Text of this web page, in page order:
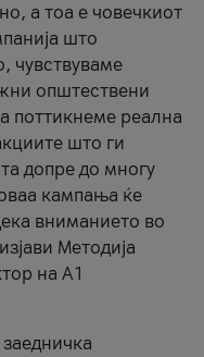
а тоа е човечкиот
што
чувствуваме
општествени
поттикнеме реална
што ги
допре до многу
кампања ќе
вниманието во
Методија
на А1